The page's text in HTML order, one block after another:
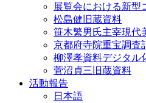
展覧会における新型
松島健旧蔵資料
笹木繁男氏主宰現代
京都府寺院重宝調査
柳澤孝資料デジタル
菅沼貞三旧蔵資料
活動報告
日本語